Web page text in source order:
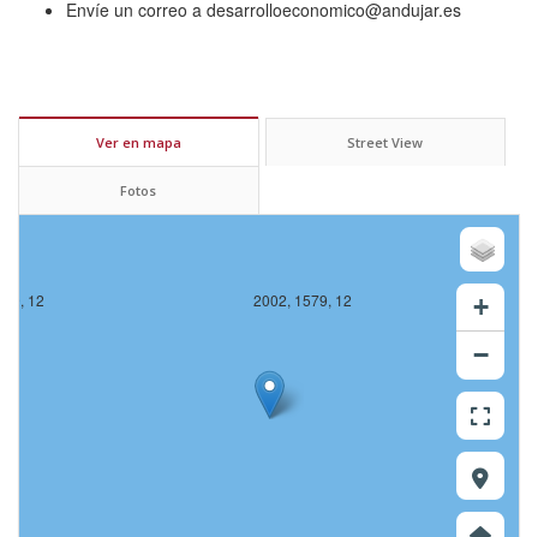
Envíe un correo a desarrolloeconomico@andujar.es
Ver en mapa Street View
Fotos
12 2002, 1579, 12
+
−